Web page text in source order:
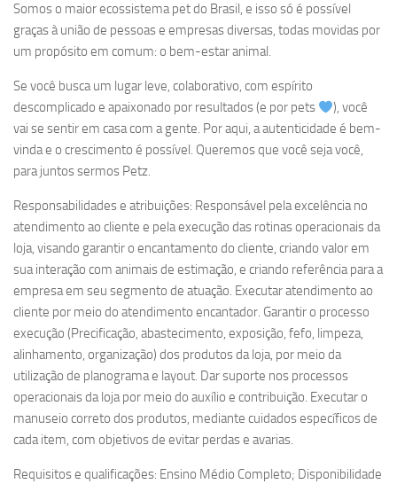
Somos o maior ecossistema pet do Brasil, e isso só é possível
graças à união de pessoas e empresas diversas, todas movidas por
um propósito em comum: o bem-estar animal.
Se você busca um lugar leve, colaborativo, com espírito
descomplicado e apaixonado por resultados (e por pets
), você
vai se sentir em casa com a gente. Por aqui, a autenticidade é bem-
vinda e o crescimento é possível. Queremos que você seja você,
para juntos sermos Petz.
Responsabilidades e atribuições: Responsável pela excelência no
atendimento ao cliente e pela execução das rotinas operacionais da
loja, visando garantir o encantamento do cliente, criando valor em
sua interação com animais de estimação, e criando referência para a
empresa em seu segmento de atuação. Executar atendimento ao
cliente por meio do atendimento encantador. Garantir o processo
execução (Precificação, abastecimento, exposição, fefo, limpeza,
alinhamento, organização) dos produtos da loja, por meio da
utilização de planograma e layout. Dar suporte nos processos
operacionais da loja por meio do auxílio e contribuição. Executar o
manuseio correto dos produtos, mediante cuidados específicos de
cada item, com objetivos de evitar perdas e avarias.
Requisitos e qualificações: Ensino Médio Completo; Disponibilidade